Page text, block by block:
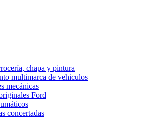
chapa y pintura
multimarca de vehiculos
mecánicas
Ford
concertadas